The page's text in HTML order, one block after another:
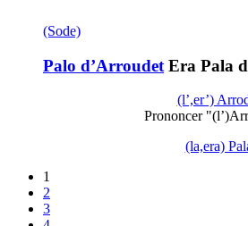
(Sode)
Palo d’Arroudet Era Pala
(l’,er’)
Prononcer
(la,era)
1
2
3